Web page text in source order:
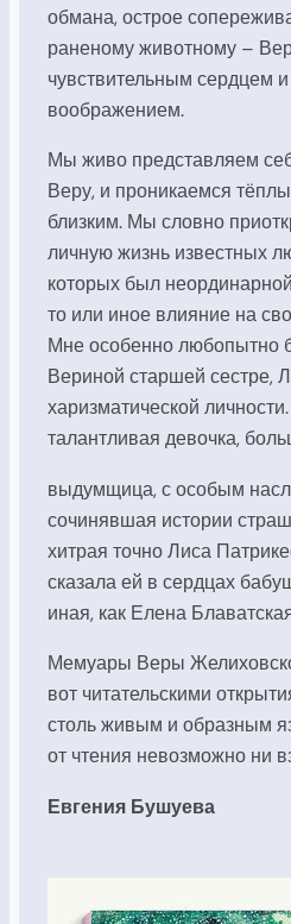
обмана, острое
раненому животному –
чувствительным сердцем
воображением.
Мы живо представляем
Веру, и проникаемся
близким. Мы словно
личную жизнь известных
которых был
то или иное влияние на
Мне особенно любопытно
Вериной старшей сестре,
харизматической
талантливая девочка,
выдумщица, с особым
сочинявшая истории
хитрая точно Лиса
сказала ей в сердцах
иная, как Елена
Мемуары Веры
вот читательскими
столь живым и образным
от чтения невозможно ни
Евгения Бушуева